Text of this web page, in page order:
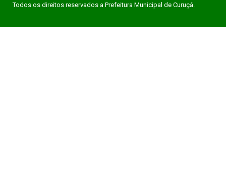
Todos os direitos reservados a Prefeitura Municipal de Curuçá.